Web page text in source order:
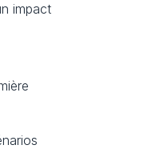
impact